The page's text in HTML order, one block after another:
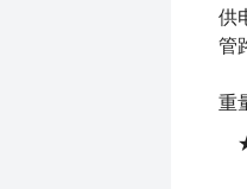
供
管
重
★